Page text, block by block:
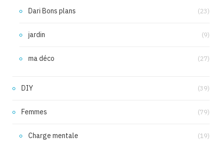
Dari Bons plans (23)
jardin (9)
ma déco (27)
DIY (39)
Femmes (79)
Charge mentale (19)